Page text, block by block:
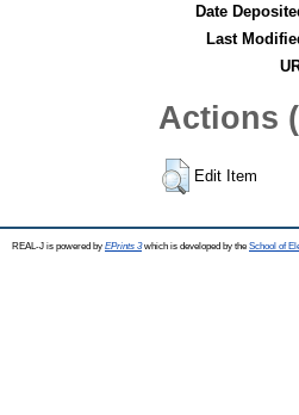
Date
Last
Actions
Edit Item
REAL-J is powered by EPrints 3which is developed by the School of